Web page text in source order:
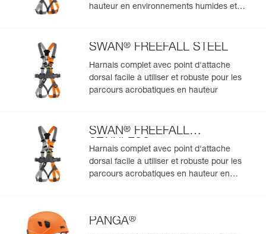
longes minimum. Pour commander ce produit,
s'afficheront automatiquement.
Importez et exportez facilement vos données EPI
existantes.
Voir l'historique d'un produit à partir de sa date de
fabrication.
En savoir plus
hauteur en environnements humides et
SWAN® FREEFALL STEEL
Harnais complet avec point d'attache
dorsal facile à utiliser et robuste pour les
parcours acrobatiques en hauteur
SWAN® FREEFALL
STAINLESS
Harnais complet avec point d'attache
dorsal facile à utiliser et robuste pour les
parcours acrobatiques en hauteur en
PANGA®